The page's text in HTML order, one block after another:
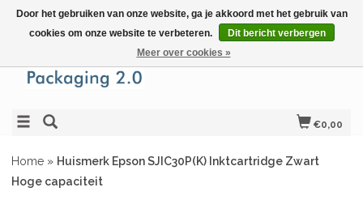
€0,00
Home » Huismerk Epson SJIC30P(K) Inktcartridge Zwart
Hoge capaciteit
Door het gebruiken van onze website, ga je akkoord met het gebruik van
cookies om onze website te verbeteren.
Dit bericht verbergen
Meer over cookies »